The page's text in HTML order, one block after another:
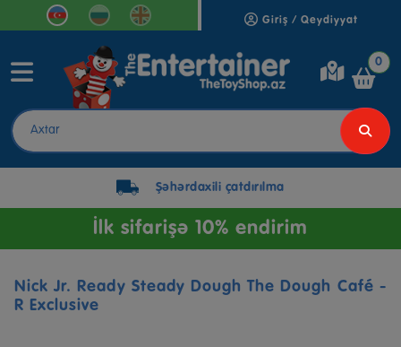
Giriş / Qeydiyyat
0
Şəhərdaxili çatdırılma
İlk sifarişə 10% endirim
Nick Jr. Ready Steady Dough The Dough Café -
R Exclusive